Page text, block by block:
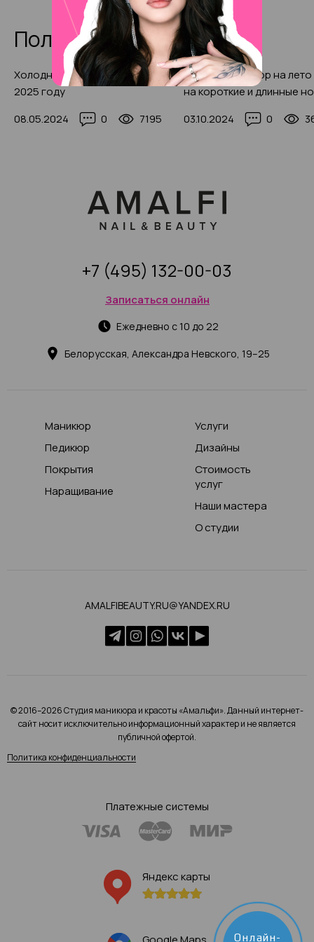
Полезные статьи
Холодная парафинотерапия в
2025 году
08.05.2024
0 7195
Модный маникюр на
на короткие и длинные
03.10.2024 0
Белорусская, Александра Невского, 19–25
Ежедневно с 10 до 22
Записаться онлайн
+7 (495) 132-00-03
Маникюр
Педикюр
Покрытия
Наращивание
Услуги
Дизайны
Стоимость
услуг
Наши мастера
О студии
AMALFIBEAUTY.RU@YANDEX.RU
© 2016–2026 Студия маникюра и красоты «Амальфи». Данный интернет-
сайт носит исключительно информационный характер и не является
публичной офертой.
Политика конфиденциальности
Платежные системы
Яндекс карты
Онлайн-